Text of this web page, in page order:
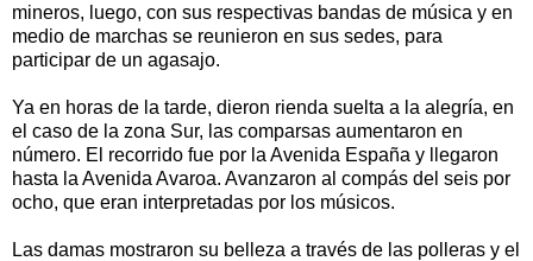
mineros, luego, con sus respectivas bandas de música y en
medio de marchas se reunieron en sus sedes, para
participar de un agasajo.
Ya en horas de la tarde, dieron rienda suelta a la alegría, en
el caso de la zona Sur, las comparsas aumentaron en
número. El recorrido fue por la Avenida España y llegaron
hasta la Avenida Avaroa. Avanzaron al compás del seis por
ocho, que eran interpretadas por los músicos.
Las damas mostraron su belleza a través de las polleras y el